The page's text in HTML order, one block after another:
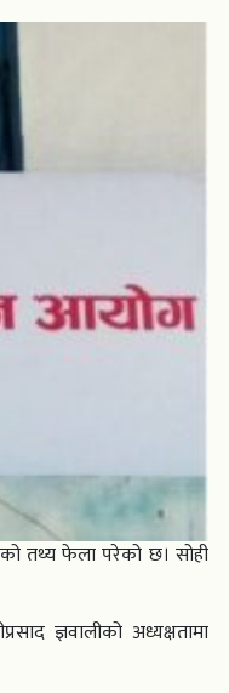
तथ्य फेला परेको छ। सोही
ज्ञवालीको अध्यक्षतामा